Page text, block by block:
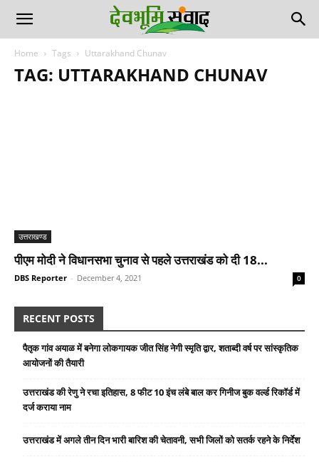
Home Tags Uttarakhand Chunav
TAG: UTTARAKHAND CHUNAV
उत्तराखण्ड
पीएम मोदी ने विधानसभा चुनाव से पहले उत्तराखंड को दी 18...
DBS Reporter - December 4, 2021 0
RECENT POSTS
पैतृक गांव अयाळ में बनेगा लोकगायक जीत सिंह नेगी स्मृति द्वार, शताब्दी वर्ष पर सांस्कृतिक
आयोजनों की तैयारी
उत्तराखंड की रेणु ने रचा इतिहास, 8 फीट 10 इंच लंबे बाल कर गिनीज बुक वर्ल्ड रिकॉर्ड में
दर्ज कराया नाम
उत्तराखंड में अगले तीन दिन भारी बारिश की चेतावनी, सभी जिलों को सतर्क रहने के निर्देश